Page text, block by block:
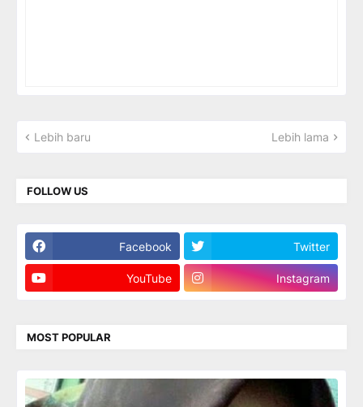
Lebih baru Lebih lama
FOLLOW US
Facebook Twitter
YouTube Instagram
MOST POPULAR